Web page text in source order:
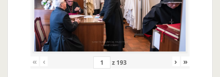
« ‹ z 193 › »